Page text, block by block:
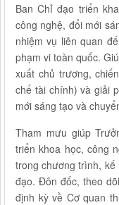
Ban Chỉ đạo triển
công nghệ, đổi mới
nhiệm vụ liên quan
phạm vi toàn quốc.
xuất chủ trương,
chế tài chính) và giải
mới sáng tạo và
Tham mưu giúp
triển khoa học, công
trong chương trình, kế
đạo. Đôn đốc, theo
định kỳ về Cơ quan